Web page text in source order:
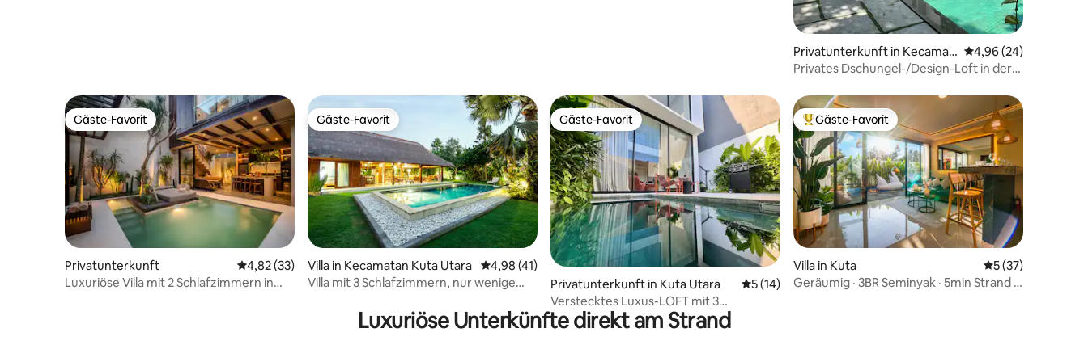
Privatunterkunft in Kecamat
an Kuta
Durchschnittliche
4,96 (24)
Privates Dschungel-/Design-Loft in der
Gäste-Favorit
Gäste-Favorit
Privatunterkunft Durchschnittliche Bewertung: 4,82 von 5, 33 Bewertungen
4,82 (33)
Luxuriöse Villa mit 2 Schlafzimmern in
Gäste-Favorit
Gäste-Favorit
Villa in Kecamatan Kuta Utara Durchschnittliche Bewertung: 4,98 von 5, 41 Bewertungen
4,98 (41)
Villa mit 3 Schlafzimmern, nur wenige
Gäste-Favorit
Gäste-Favorit
Privatunterkunft in Kuta Utara Durchschnittliche Bewertung: 5 von 5, 14 Bewertungen
5 (14)
Verstecktes Luxus-LOFT mit 3
Schlafzimmern, nur 750 m vom Strand
entfernt
Beliebter Gäste-Favorit.
Gäste-Favorit
Villa in Kuta Durchschnittliche
5 (37)
Geräumig · 3BR Seminyak · 5min Strand &
Luxuriöse Unterkünfte direkt am Strand